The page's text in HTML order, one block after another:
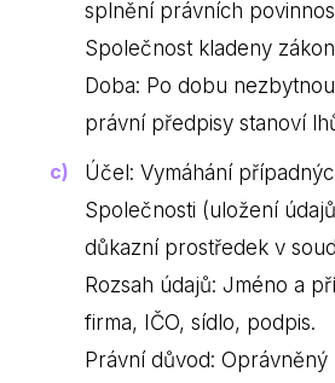
splnění právních
Společnost kladeny
Doba: Po dobu
právní předpisy stanoví
Účel: Vymáhání
Společnosti (uložení
důkazní prostředek v
Rozsah údajů: Jméno a
firma, IČO, sídlo, podpis.
Právní důvod: Oprávněný